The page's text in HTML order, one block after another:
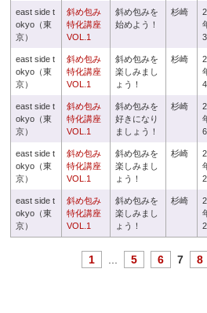
east side t
okyo（東
京）
斜め包み
特化講座
VOL.1
斜め包みを
始めよう！
杉崎
east side t
okyo（東
京）
斜め包み
特化講座
VOL.1
斜め包みを
楽しみまし
ょう！
杉崎
east side t
okyo（東
京）
斜め包み
特化講座
VOL.1
斜め包みを
好きになり
ましょう！
杉崎
east side t
okyo（東
京）
斜め包み
特化講座
VOL.1
斜め包みを
楽しみまし
ょう！
杉崎
east side t
okyo（東
京）
斜め包み
特化講座
VOL.1
斜め包みを
楽しみまし
ょう！
杉崎
1 5 6 7 8